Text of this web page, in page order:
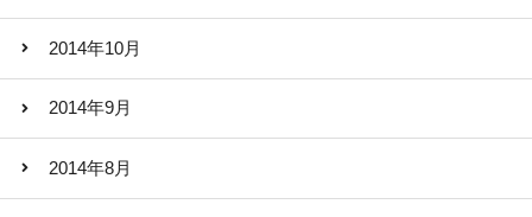
2014年10月
2014年9月
2014年8月